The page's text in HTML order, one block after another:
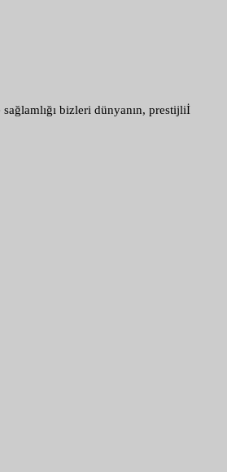
bizleri dünyanın, prestijliİ